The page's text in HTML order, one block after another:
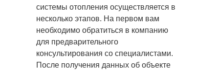
системы отопления осуществляется в
несколько этапов. На первом вам
необходимо обратиться в компанию
для предварительного
консультирования со специалистами.
После получения данных об объекте